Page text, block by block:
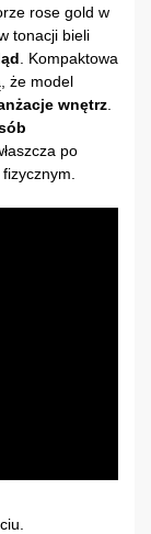
rose gold w
tonacji bieli
. Kompaktowa
że model
wnętrz.
po